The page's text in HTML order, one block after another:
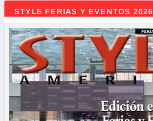
STYLE FERIAS Y EVENTOS 2026